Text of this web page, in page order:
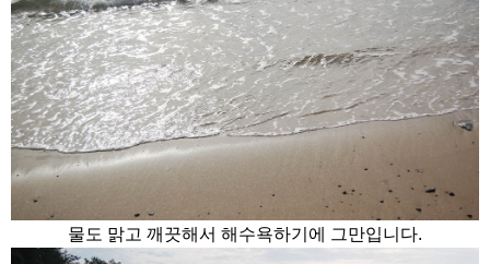
물도 맑고 깨끗해서 해수욕하기에 그만입니다.